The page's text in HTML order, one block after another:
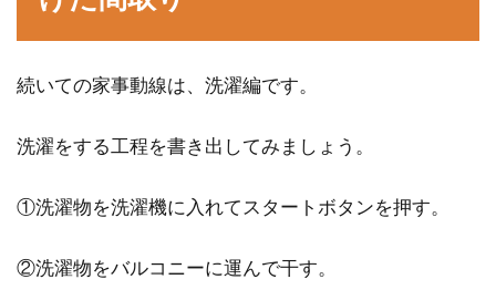
方法がわからないときは？
オートロックの賃貸物件は、防犯面を考慮する
と安心感が高くて魅力的な物件に映るのではな
紙を使って作成してみよう
続いての家事動線は、洗濯編です。
洗濯をする工程を書き出してみましょう。
①洗濯物を洗濯機に入れてスタートボタンを押す。
②洗濯物をバルコニーに運んで干す。